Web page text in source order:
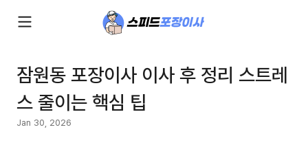
잠원동 포장이사 이사 후 정리 스트레
스 줄이는 핵심 팁
Jan 30, 2026